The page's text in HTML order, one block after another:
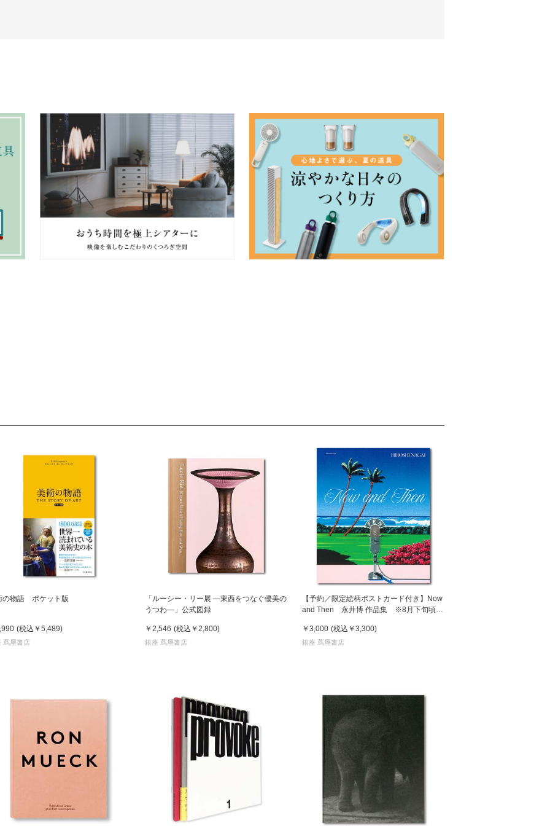
の物語 ポケット版
(税込 ￥5,489)
蔦屋書店
「ルーシー・リー展 ―東西をつなぐ優美の
うつわ―」公式図録
￥2,546 (税込 ￥2,800)
銀座 蔦屋書店
【予約／限定絵柄ポストカード付き】Now
and Then 永井博 作品集 ※8月下旬頃の
￥3,000 (税込 ￥3,300)
銀座 蔦屋書店